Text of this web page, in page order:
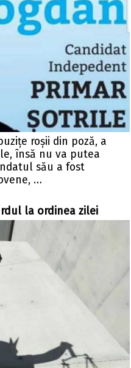
roșii din poză, a
însă nu va putea
său a fost
…
la ordinea zilei